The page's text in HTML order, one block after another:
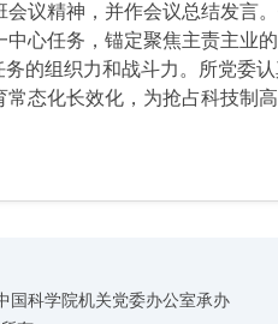
议精神，并作会议总结发言
心任务，锚定聚焦主责主业
的组织力和战斗力。所党委
态化长效化，为抢占科技制高
国科学院机关党委办公室承办